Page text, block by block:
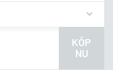
KÖP
NU